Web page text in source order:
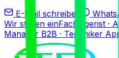
E-Mail schreiben
Wir stellen einFachlagerist ·
Manager B2B · Techniker